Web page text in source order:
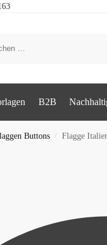
B2B
Buttons / Flagge